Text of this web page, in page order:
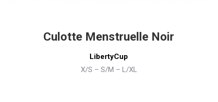
Culotte Menstruelle Noir
LibertyCup
X/S – S/M – L/XL